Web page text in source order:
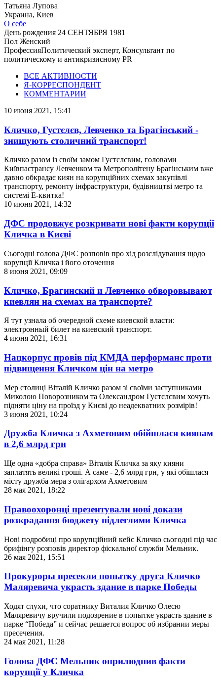
Татьяна Лупова
Украина, Киев
О себе
День рождения 24 СЕНТЯБРЯ 1981
Пол Женский
ПрофессияПолитический эксперт, Консультант по
политическому и антикризисному PR
ВСЕ АКТИВНОСТИ
Я-КОРРЕСПОНДЕНТ
КОММЕНТАРИИ
10 июня 2021, 15:41
Кличко, Густєлєв, Левченко та Брагінський -
знищують столичний транспорт!
Кличко разом із своїм замом Густєлєвим, головами
Київпастрансу Левченком та Метрополітену Брагінським вже
давно обкрадає киян на корупційних схемах закупівлі
транспорту, ремонту інфраструктури, будівництві метро та
системі Е-квитка!
10 июня 2021, 14:32
ДФС продовжує розкривати нові факти корупції
Кличка в Києві
Сьогодні голова ДФС розповів про хід розслідування щодо
корупції Кличка і його оточення
8 июня 2021, 09:09
Кличко, Брагинский и Левченко обворовывают
киевлян на схемах на транспорте?
Я тут узнала об очередной схеме киевской власти:
электронный билет на киевский транспорт.
4 июня 2021, 16:31
Нацкорпус провів під КМДА перформанс проти
підвищення Кличком цін на метро
Мер столиці Віталій Кличко разом зі своїми заступниками
Миколою Поворозником та Олександром Густєлєвим хочуть
підняти ціну на проїзд у Києві до неадекватних розмірів!
3 июня 2021, 10:24
Дружба Кличка з Ахметовим обійшлася киянам
в 2,6 млрд грн
Ще одна «добра справа» Віталія Кличка за яку кияни
заплатять великі гроші. А саме - 2,6 млрд грн, у які обішлася
місту дружба мера з олігархом Ахметовим
28 мая 2021, 18:22
Правоохоронці презентували нові докази
розкрадання бюджету підлеглими Кличка
Нові подробиці про корупційний кейс Кличко сьогодні під час
брифінгу розповів директор фіскальної служби Мельник.
26 мая 2021, 15:51
Прокуроры пресекли попытку друга Кличко
Маляревича украсть здание в парке Победы
Ходят слухи, что соратнику Виталия Кличко Олесю
Маляревичу вручили подозрение в попытке украсть здание в
парке “Победа” и сейчас решается вопрос об избрании меры
пресечения.
24 мая 2021, 11:28
Голова ДФС Мельник оприлюднив факти
корупції у Кличка